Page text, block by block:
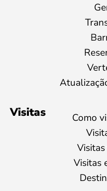
Visitas
Como
Visitas